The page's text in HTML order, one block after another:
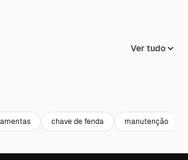
Ver tudo
chave de fenda manutenção